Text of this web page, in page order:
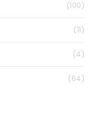
(100)
(11)
(4)
(64)